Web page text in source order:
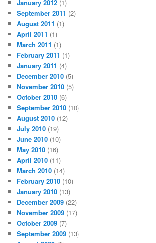
January 2012 (1)
September 2011 (2)
August 2011 (1)
April 2011 (1)
March 2011 (1)
February 2011 (1)
January 2011 (4)
December 2010 (5)
November 2010 (5)
October 2010 (6)
September 2010 (10)
August 2010 (12)
July 2010 (19)
June 2010 (10)
May 2010 (16)
April 2010 (11)
March 2010 (14)
February 2010 (10)
January 2010 (13)
December 2009 (22)
November 2009 (17)
October 2009 (7)
September 2009 (13)